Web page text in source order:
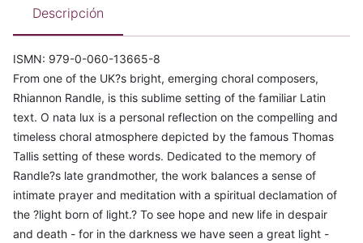
Descripción
ISMN: 979-0-060-13665-8
From one of the UK?s bright, emerging choral composers,
Rhiannon Randle, is this sublime setting of the familiar Latin
text. O nata lux is a personal reflection on the compelling and
timeless choral atmosphere depicted by the famous Thomas
Tallis setting of these words. Dedicated to the memory of
Randle?s late grandmother, the work balances a sense of
intimate prayer and meditation with a spiritual declamation of
the ?light born of light.? To see hope and new life in despair
and death - for in the darkness we have seen a great light -